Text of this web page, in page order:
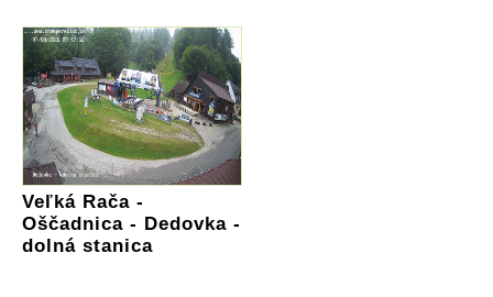
Veľká Rača -
Oščadnica - Dedovka -
dolná stanica